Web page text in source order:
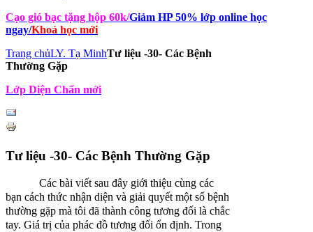
Cạo gió bạc tặng hộp 60k/Giảm HP 50% lớp online học
ngay/Khoá học mới
Trang chủLY. Tạ MinhTư liệu -30- Các Bệnh
Thường Gặp
Lớp Diện Chẩn mới
Tư liệu -30- Các Bệnh Thường Gặp
Các bài viết sau đây giới thiệu cùng các
bạn cách thức nhận diện và giải quyết một số bệnh
thường gặp mà tôi đã thành công tương đối là chắc
tay. Giá trị của phác đồ tương đối ổn định. Trong